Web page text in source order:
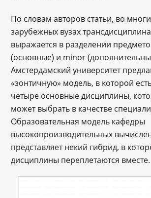
По словам авторов статьи, во
зарубежных вузах
выражается в разделении
(основные) и minor
Амстердамский университет
«зонтичную» модель, в которой
четыре основные дисциплины,
может выбрать в качестве
Образовательная модель кафедры
высокопроизводительных
представляет некий гибрид, в
дисциплины переплетаются вместе.